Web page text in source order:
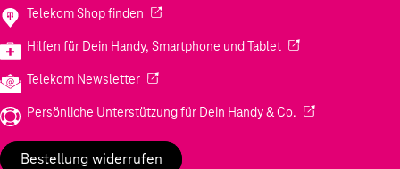
Telekom Shop finden (Wird in einem neuen Tab geöffnet)
Hilfen für Dein Handy, Smartphone und Tablet(Wird in einem
Telekom Newsletter(Wird in einem neuen Tab geöffnet)
Persönliche Unterstützung für Dein Handy & Co. (Wird in einem
Bestellung widerrufen